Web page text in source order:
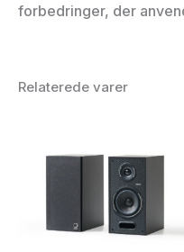
forbedringer, der
Relaterede varer